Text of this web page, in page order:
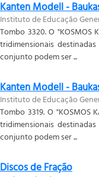
Kanten Modell -
Instituto de Educação
Tombo 3320. O "KOSMOS
tridimensionais
conjunto podem ser ...
Kanten Modell -
Instituto de Educação
Tombo 3319. O "KOSMOS
tridimensionais
conjunto podem ser ...
Discos de Fração